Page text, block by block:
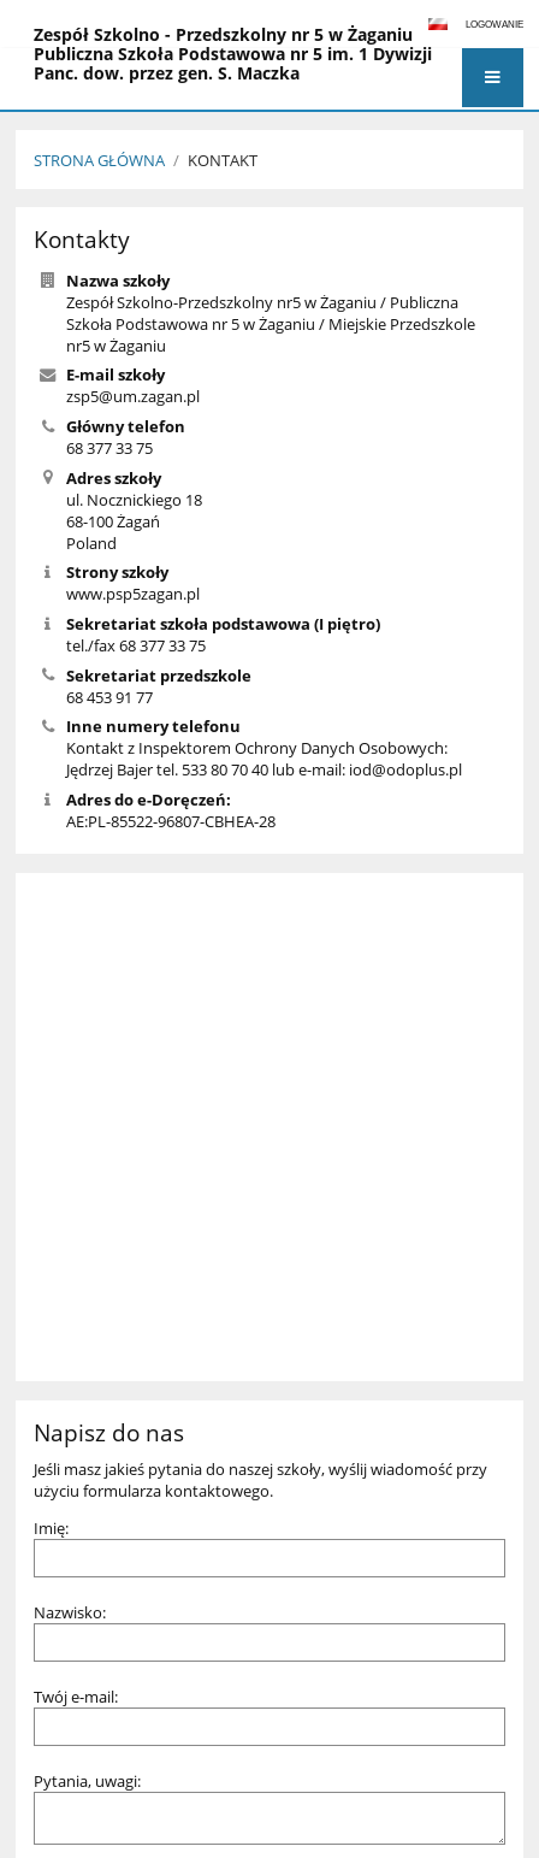
LOGOWANIE
Zespół Szkolno - Przedszkolny nr 5 w Żaganiu
Publiczna Szkoła Podstawowa nr 5 im. 1 Dywizji
Panc. dow. przez gen. S. Maczka
Janczarskiego
STRONA GŁÓWNA / KONTAKT
Kontakty
Nazwa szkoły
Zespół Szkolno-Przedszkolny nr5 w Żaganiu / Publiczna
Szkoła Podstawowa nr 5 w Żaganiu / Miejskie Przedszkole
nr5 w Żaganiu
E-mail szkoły
zsp5@um.zagan.pl
Główny telefon
68 377 33 75
Adres szkoły
ul. Nocznickiego 18
68-100 Żagań
Poland
Strony szkoły
www.psp5zagan.pl
Sekretariat szkoła podstawowa (I piętro)
tel./fax 68 377 33 75
Sekretariat przedszkole
68 453 91 77
Inne numery telefonu
Kontakt z Inspektorem Ochrony Danych Osobowych:
Jędrzej Bajer tel. 533 80 70 40 lub e-mail: iod@odoplus.pl
Adres do e-Doręczeń:
AE:PL-85522-96807-CBHEA-28
Napisz do nas
Jeśli masz jakieś pytania do naszej szkoły, wyślij wiadomość przy
użyciu formularza kontaktowego.
Imię:
Nazwisko:
Twój e-mail:
Pytania, uwagi: